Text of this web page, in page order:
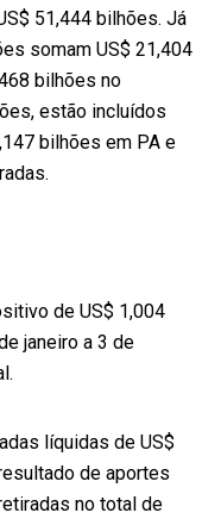
51,444 bilhões. Já
somam US$ 21,404
bilhões no
estão incluídos
bilhões em PA e
de US$ 1,004
janeiro a 3 de
líquidas de US$
de aportes
no total de